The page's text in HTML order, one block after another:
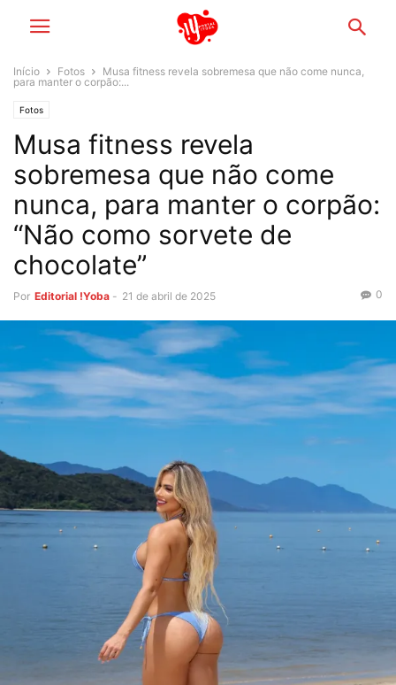
Início Fotos
Musa fitness revela sobremesa que não come nunca,
para manter o corpão:...
Fotos
Musa fitness revela
sobremesa que não come
nunca, para manter o corpão:
“Não como sorvete de
chocolate”
Por Editorial !Yoba - 21 de abril de 2025 0